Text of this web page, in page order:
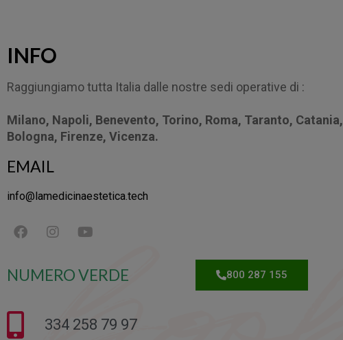
INFO
Raggiungiamo tutta Italia dalle nostre sedi operative di :
Milano, Napoli, Benevento, Torino, Roma, Taranto, Catania,
Bologna, Firenze, Vicenza.
EMAIL
info@lamedicinaestetica.tech
NUMERO VERDE 800 287 155
334 258 79 97